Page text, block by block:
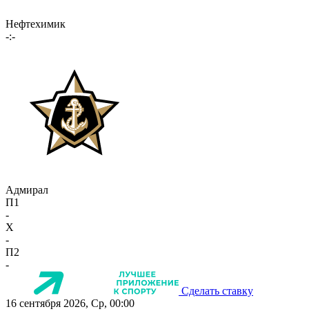
Нефтехимик
-:-
Адмирал
П1
-
X
-
П2
-
Сделать ставку
16 сентября 2026, Ср, 00:00